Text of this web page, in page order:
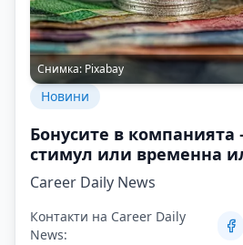
Снимка: Pixabay
Новини
Бонусите в компанията
стимул или временна
Career Daily News
Контакти на Career Daily
News: